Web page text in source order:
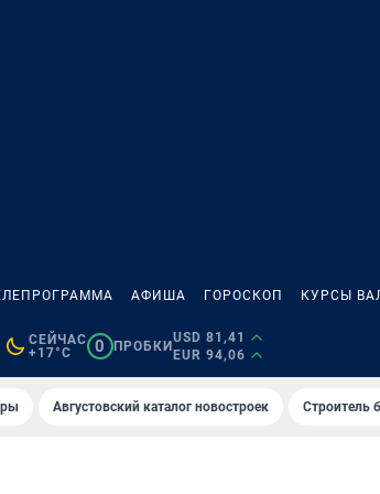
АФИША ГОРОСКОП КУРСЫ
СЕЙЧАС
+17°C
0 ПРОБКИ
USD 81,41
EUR 94,06
Августовский каталог новостроек Строитель